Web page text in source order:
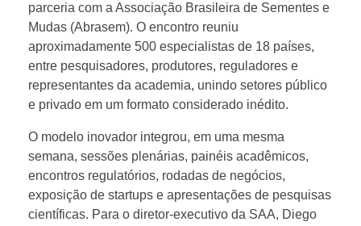
e
s
s
o
d
parceria com a Associação Brasileira de Sementes e
Mudas (Abrasem). O encontro reuniu
aproximadamente 500 especialistas de 18 países,
entre pesquisadores, produtores, reguladores e
representantes da academia, unindo setores público
e privado em um formato considerado inédito.
O modelo inovador integrou, em uma mesma
semana, sessões plenárias, painéis acadêmicos,
encontros regulatórios, rodadas de negócios,
exposição de startups e apresentações de pesquisas
científicas. Para o diretor-executivo da SAA, Diego